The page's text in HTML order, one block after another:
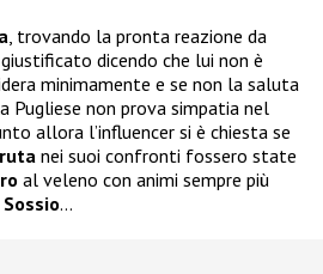
, trovando la pronta reazione da
dicendo che lui non è
minimamente e se non la saluta
Pugliese non prova simpatia nel
allora l’influencer si è chiesta se
nei suoi confronti fossero state
al veleno con animi sempre più
Sossio…